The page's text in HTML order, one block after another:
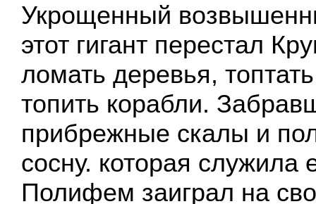
Укрощенный
этот гигант перестал
ломать деревья,
топить корабли.
прибрежные скалы и
сосну. которая служила
Полифем заиграл на